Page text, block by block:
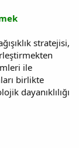
stratejisi,
ile
birlikte
dayanıklılığı